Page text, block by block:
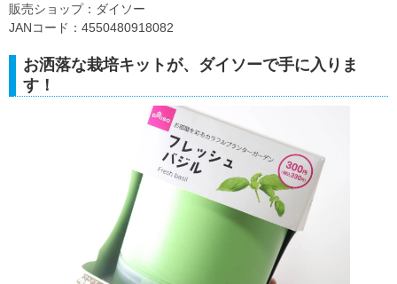
販売ショップ：ダイソー
JANコード：4550480918082
お洒落な栽培キットが、ダイソーで手に入りま
す！